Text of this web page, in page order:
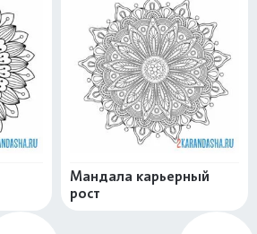
Мандала карьерный
рост